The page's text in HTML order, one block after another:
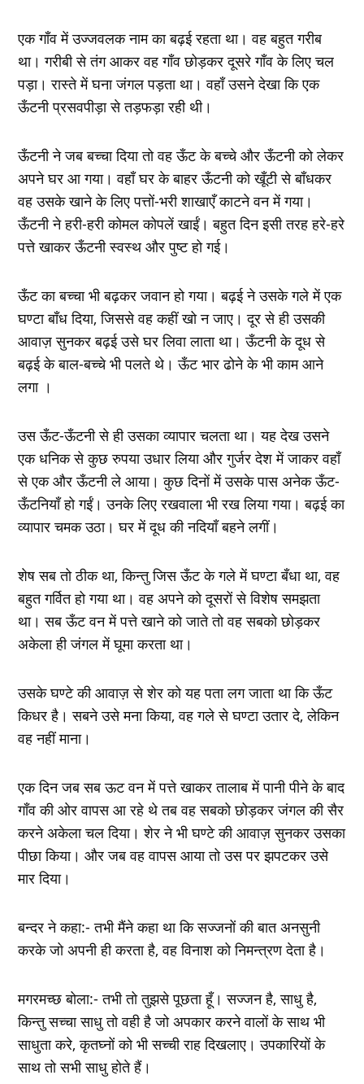
एक गाँव में उज्जवलक नाम का बढ़ई रहता था। वह बहुत गरीब
था। गरीबी से तंग आकर वह गाँव छोड़कर दूसरे गाँव के लिए चल
पड़ा। रास्ते में घना जंगल पड़ता था। वहाँ उसने देखा कि एक
ऊँटनी प्रसवपीड़ा से तड़फड़ा रही थी।
ऊँटनी ने जब बच्चा दिया तो वह ऊँट के बच्चे और ऊँटनी को लेकर
अपने घर आ गया। वहाँ घर के बाहर ऊँटनी को खूँटी से बाँधकर
वह उसके खाने के लिए पत्तों-भरी शाखाएँ काटने वन में गया।
ऊँटनी ने हरी-हरी कोमल कोपलें खाईं। बहुत दिन इसी तरह हरे-हरे
पत्ते खाकर ऊँटनी स्वस्थ और पुष्ट हो गई।
ऊँट का बच्चा भी बढ़कर जवान हो गया। बढ़ई ने उसके गले में एक
घण्टा बाँध दिया, जिससे वह कहीं खो न जाए। दूर से ही उसकी
आवाज़ सुनकर बढ़ई उसे घर लिवा लाता था। ऊँटनी के दूध से
बढ़ई के बाल-बच्चे भी पलते थे। ऊँट भार ढोने के भी काम आने
लगा ।
उस ऊँट-ऊँटनी से ही उसका व्यापार चलता था। यह देख उसने
एक धनिक से कुछ रुपया उधार लिया और गुर्जर देश में जाकर वहाँ
से एक और ऊँटनी ले आया। कुछ दिनों में उसके पास अनेक ऊँट-
ऊँटनियाँ हो गईं। उनके लिए रखवाला भी रख लिया गया। बढ़ई का
व्यापार चमक उठा। घर में दूध की नदियाँ बहने लगीं।
शेष सब तो ठीक था, किन्तु जिस ऊँट के गले में घण्टा बँधा था, वह
बहुत गर्वित हो गया था। वह अपने को दूसरों से विशेष समझता
था। सब ऊँट वन में पत्ते खाने को जाते तो वह सबको छोड़कर
अकेला ही जंगल में घूमा करता था।
उसके घण्टे की आवाज़ से शेर को यह पता लग जाता था कि ऊँट
किधर है। सबने उसे मना किया, वह गले से घण्टा उतार दे, लेकिन
वह नहीं माना।
एक दिन जब सब ऊट वन में पत्ते खाकर तालाब में पानी पीने के बाद
गाँव की ओर वापस आ रहे थे तब वह सबको छोड़कर जंगल की सैर
करने अकेला चल दिया। शेर ने भी घण्टे की आवाज़ सुनकर उसका
पीछा किया। और जब वह वापस आया तो उस पर झपटकर उसे
मार दिया।
बन्दर ने कहा:- तभी मैंने कहा था कि सज्जनों की बात अनसुनी
करके जो अपनी ही करता है, वह विनाश को निमन्त्रण देता है।
मगरमच्छ बोला:- तभी तो तुझसे पूछता हूँ। सज्जन है, साधु है,
किन्तु सच्चा साधु तो वही है जो अपकार करने वालों के साथ भी
साधुता करे, कृतघ्नों को भी सच्ची राह दिखलाए। उपकारियों के
साथ तो सभी साधु होते हैं।